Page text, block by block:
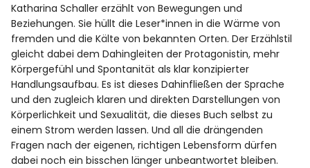
Katharina Schaller erzählt von Bewegungen und
Beziehungen. Sie hüllt die Leser*innen in die Wärme von
fremden und die Kälte von bekannten Orten. Der Erzählstil
gleicht dabei dem Dahingleiten der Protagonistin, mehr
Körpergefühl und Spontanität als klar konzipierter
Handlungsaufbau. Es ist dieses Dahinfließen der Sprache
und den zugleich klaren und direkten Darstellungen von
Körperlichkeit und Sexualität, die dieses Buch selbst zu
einem Strom werden lassen. Und all die drängenden
Fragen nach der eigenen, richtigen Lebensform dürfen
dabei noch ein bisschen länger unbeantwortet bleiben.